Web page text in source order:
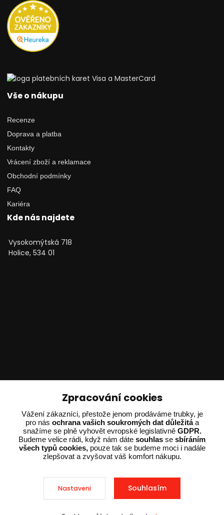
Vše o nákupu
Recenze
Doprava a platba
Kontakty
Vrácení zboží a reklamace
Obchodní podmínky
FAQ
Kariéra
Kde nás najdete
Vysokomýtská 718
Holice, 534 01
Ing. Adam Dvořák
+420 602 234 254
(Po-Pá 8:00 - 15:00)
potrebujiporadit@dvorak-karlik.cz
2025 © Dvorak-Karlik.cz – Všechna práva vyhrazena. Design od
nakódoval OndřejDvořák.com
Zpracování cookies
Vážení zákazníci, přestože jenom prodáváme trubky, je
pro nás ochrana vašich soukromých dat důležitáa
snažíme se plně vyhovět evropské legislativně GDPR.
Budeme velice rádi, když nám dáte souhlas se sbíráním
všech typů cookies,pouze tak se budeme moci i nadále
zlepšovat a zvyšovat váš komfort nákupu.
Nastavení Souhlasím